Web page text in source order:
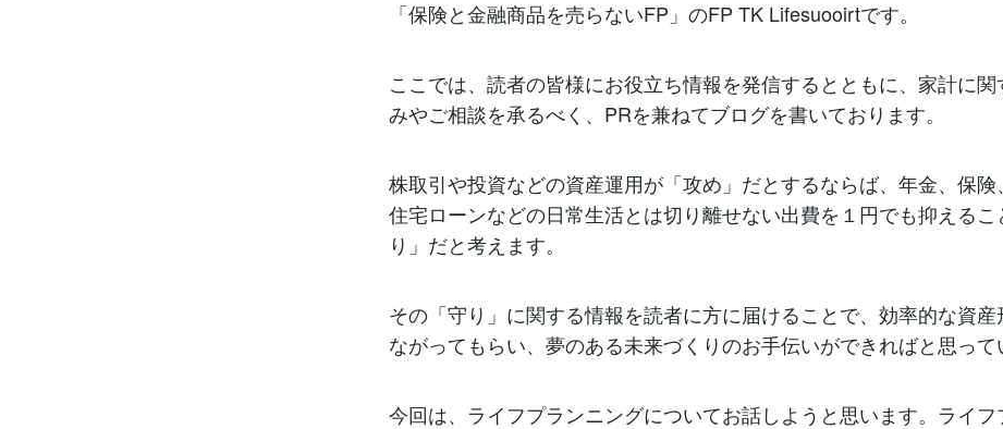
「保険と金融商品を売らないFP」のFP TK Lifesuooirtです。
ここでは、読者の皆様にお役立ち情報を発信するとともに、家計に関
みやご相談を承るべく、PRを兼ねてブログを書いております。
株取引や投資などの資産運用が「攻め」だとするならば、年金、保険
住宅ローンなどの日常生活とは切り離せない出費を１円でも抑えるこ
り」だと考えます。
その「守り」に関する情報を読者に方に届けることで、効率的な資産
ながってもらい、夢のある未来づくりのお手伝いができればと思って
今回は、ライフプランニングについてお話しようと思います。ライフ